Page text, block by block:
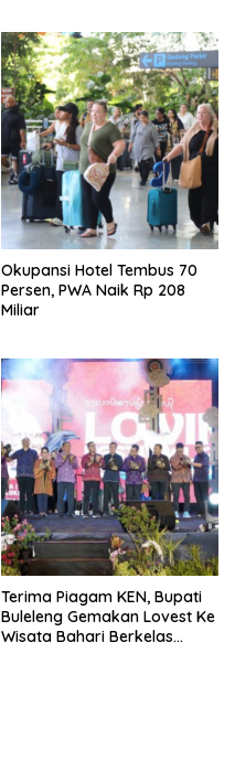
Okupansi Hotel Tembus 70
Persen, PWA Naik Rp 208
Miliar
Terima Piagam KEN, Bupati
Buleleng Gemakan Lovest Ke
Wisata Bahari Berkelas